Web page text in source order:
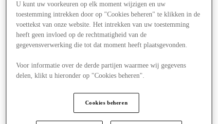
U kunt uw voorkeuren op elk moment wijzigen en uw
toestemming intrekken door op "Cookies beheren" te klikken in de
voettekst van onze website. Het intrekken van uw toestemming
heeft geen invloed op de rechtmatigheid van de
gegevensverwerking die tot dat moment heeft plaatsgevonden.
Voor informatie over de derde partijen waarmee wij gegevens
delen, klikt u hieronder op "Cookies beheren".
Cookies beheren